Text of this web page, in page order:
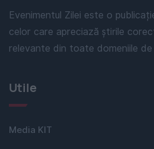
Evenimentul Zilei este o
celor care apreciază știrile
relevante din toate domeniile
Utile
Media KIT